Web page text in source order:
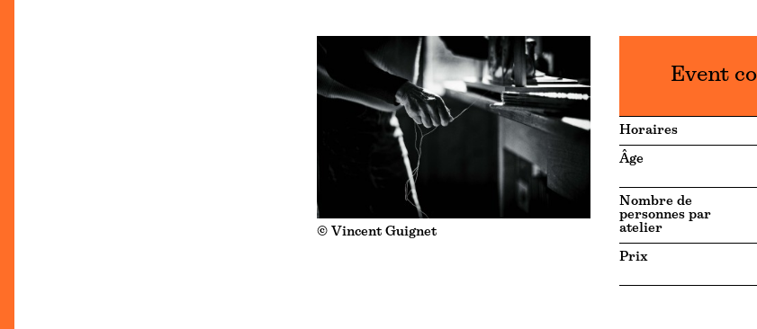
© Vincent Guignet
Event
Horaires
Âge
Nombre de
personnes par
atelier
Prix